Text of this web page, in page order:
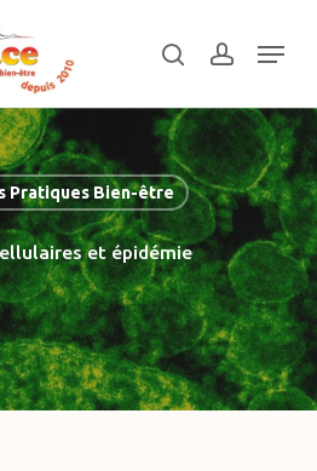
searchaccount
Menu
Pratiques Bien-être
et épidémie
Menu